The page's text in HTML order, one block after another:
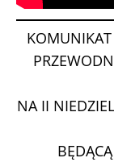
KOMUNIKAT
NA II